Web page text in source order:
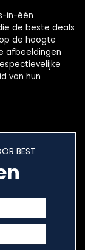
in-één
de beste deals
de hoogte
afbeeldingen
van hun
BEST